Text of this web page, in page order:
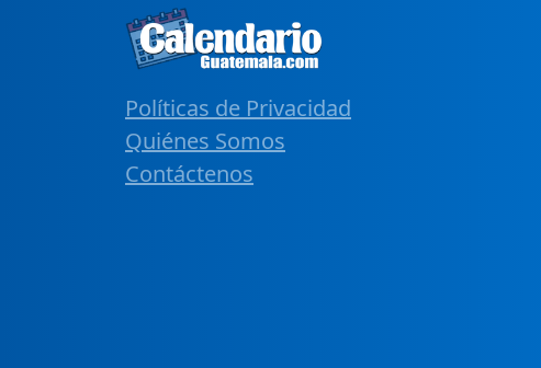
Políticas de Privacidad
Quiénes Somos
Contáctenos